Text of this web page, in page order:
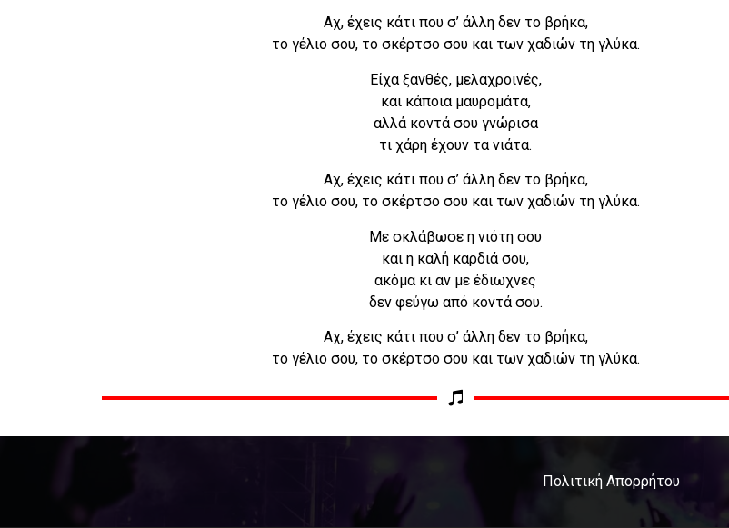
Αχ, έχεις κάτι που σ’ άλλη δεν το βρήκα,
το γέλιο σου, το σκέρτσο σου και των χαδιών τη γλύκα.
Είχα ξανθές, μελαχροινές,
και κάποια μαυρομάτα,
αλλά κοντά σου γνώρισα
τι χάρη έχουν τα νιάτα.
Αχ, έχεις κάτι που σ’ άλλη δεν το βρήκα,
το γέλιο σου, το σκέρτσο σου και των χαδιών τη γλύκα.
Με σκλάβωσε η νιότη σου
και η καλή καρδιά σου,
ακόμα κι αν με έδιωχνες
δεν φεύγω από κοντά σου.
Αχ, έχεις κάτι που σ’ άλλη δεν το βρήκα,
το γέλιο σου, το σκέρτσο σου και των χαδιών τη γλύκα.
Πολιτική Απορρήτου